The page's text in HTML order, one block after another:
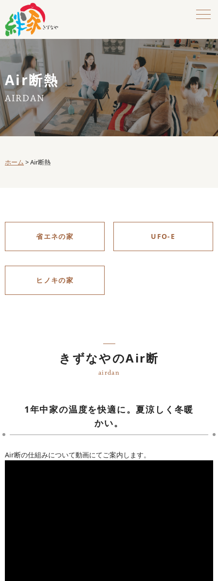
Air断熱
AIRDAN
ホーム >Air断熱
省エネの家 UFO-E
ヒノキの家
きずなやのAir断
airdan
1年中家の温度を快適に。夏涼しく冬暖
かい。
Air断の仕組みについて動画にてご案内します。